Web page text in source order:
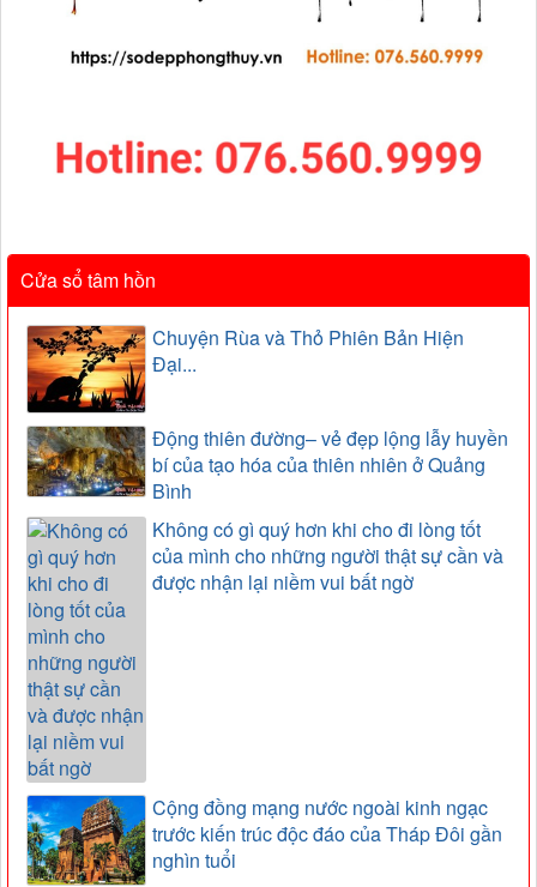
Cửa sổ tâm hồn
Chuyện Rùa và Thỏ Phiên Bản Hiện
Đại...
Động thiên đường– vẻ đẹp lộng lẫy huyền
bí của tạo hóa của thiên nhiên ở Quảng
Bình
Không có gì quý hơn khi cho đi lòng tốt
của mình cho những người thật sự cần và
được nhận lại niềm vui bất ngờ
Cộng đồng mạng nước ngoài kinh ngạc
trước kiến trúc độc đáo của Tháp Đôi gần
nghìn tuổi